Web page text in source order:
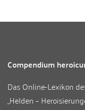
Compendium
Das Online-Lexikon
„Helden –